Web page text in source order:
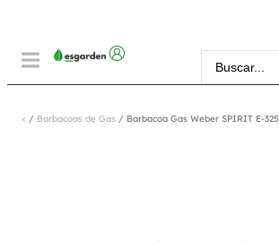
< / Barbacoas de Gas / Barbacoa Gas Weber SPIRIT E-325